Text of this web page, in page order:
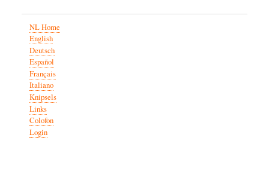
NL Home
English
Deutsch
Español
Français
Italiano
Knipsels
Links
Colofon
Login